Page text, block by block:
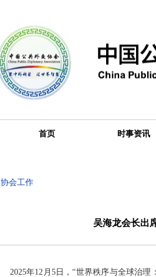
首页 时事资讯
协会工作
吴海龙会长出
2025年12月5日，“世界秩序与全球治